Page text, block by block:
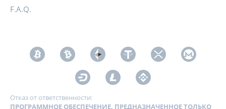
F.A.Q.
Отказ от ответственности:
ПРОГРАММНОЕ ОБЕСПЕЧЕНИЕ, ПРЕДНАЗНАЧЕННОЕ ТОЛЬКО